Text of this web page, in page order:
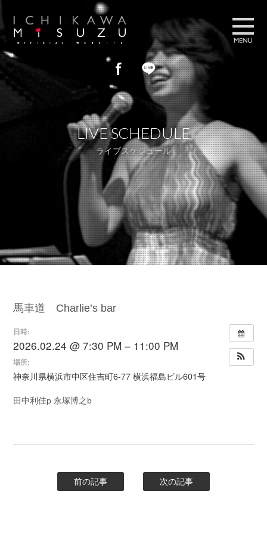
BLOG
GALLERY
フォトギャラリー
LIVE SCHEDULE
ライブスケジュール
CONTACT US
ストア
LIVE SCHEDULE
ライブスケジュール
馬車道 Charlie’s bar
日時:
2026.02.24 @ 7:30 PM – 11:00 PM
場所:
神奈川県横浜市中区住吉町6-77 横浜福島ビル601号
田中利佳p 永塚博之b
前の記事 次の記事